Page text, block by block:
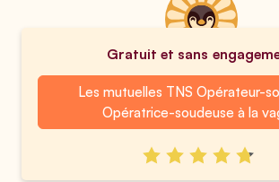
Gratuit et sans
Les mutuelles TNS Opérateur-
Opératrice-soudeuse à la